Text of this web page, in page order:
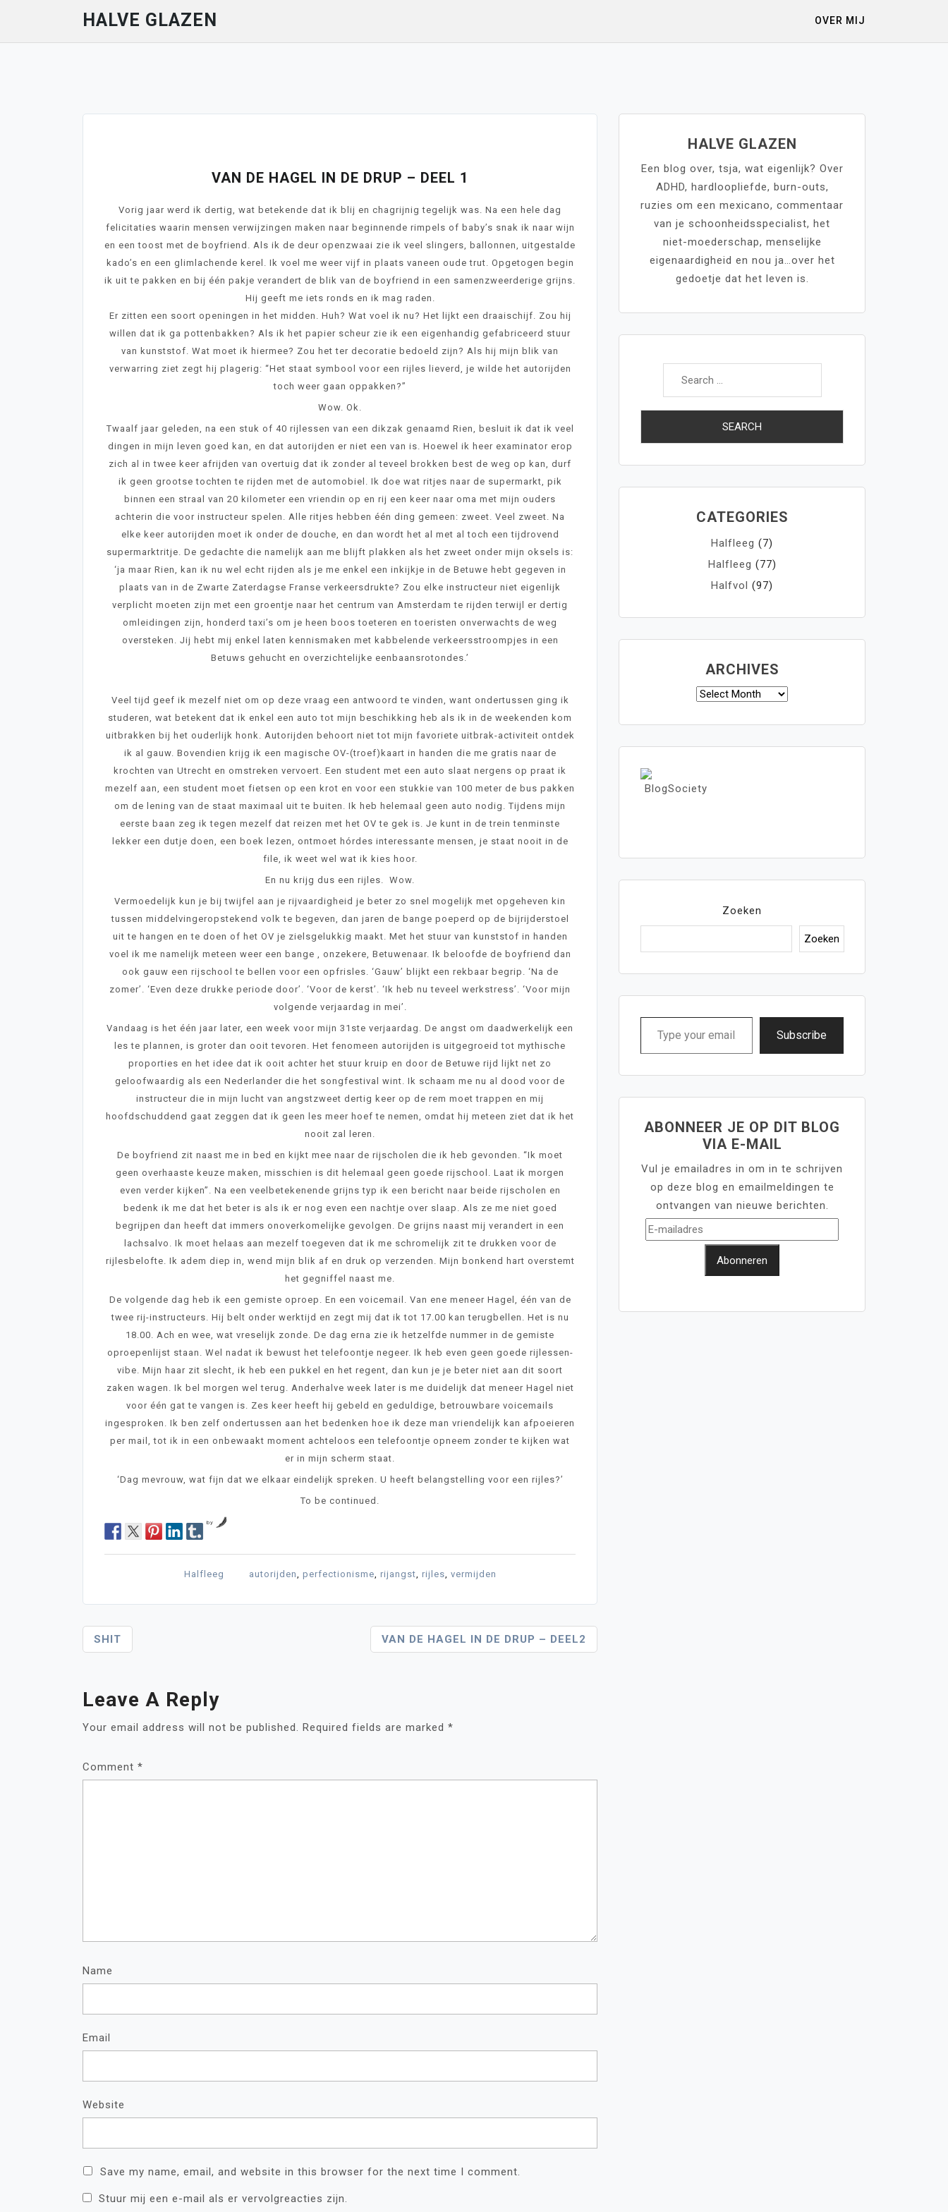
content
HALVE GLAZEN OVER MIJ
VAN DE HAGEL IN DE DRUP – DEEL 1
Vorig jaar werd ik dertig, wat betekende dat ik blij en chagrijnig tegelijk was. Na een hele dag
felicitaties waarin mensen verwijzingen maken naar beginnende rimpels of baby’s snak ik naar wijn
en een toost met de boyfriend. Als ik de deur openzwaai zie ik veel slingers, ballonnen, uitgestalde
kado’s en een glimlachende kerel. Ik voel me weer vijf in plaats vaneen oude trut. Opgetogen begin
ik uit te pakken en bij één pakje verandert de blik van de boyfriend in een samenzweerderige grijns.
Hij geeft me iets ronds en ik mag raden.
Er zitten een soort openingen in het midden. Huh? Wat voel ik nu? Het lijkt een draaischijf. Zou hij
willen dat ik ga pottenbakken? Als ik het papier scheur zie ik een eigenhandig gefabriceerd stuur
van kunststof. Wat moet ik hiermee? Zou het ter decoratie bedoeld zijn? Als hij mijn blik van
verwarring ziet zegt hij plagerig: “Het staat symbool voor een rijles lieverd, je wilde het autorijden
toch weer gaan oppakken?”
Wow. Ok.
Twaalf jaar geleden, na een stuk of 40 rijlessen van een dikzak genaamd Rien, besluit ik dat ik veel
dingen in mijn leven goed kan, en dat autorijden er niet een van is. Hoewel ik heer examinator erop
zich al in twee keer afrijden van overtuig dat ik zonder al teveel brokken best de weg op kan, durf
ik geen grootse tochten te rijden met de automobiel. Ik doe wat ritjes naar de supermarkt, pik
binnen een straal van 20 kilometer een vriendin op en rij een keer naar oma met mijn ouders
achterin die voor instructeur spelen. Alle ritjes hebben één ding gemeen: zweet. Veel zweet. Na
elke keer autorijden moet ik onder de douche, en dan wordt het al met al toch een tijdrovend
supermarktritje. De gedachte die namelijk aan me blijft plakken als het zweet onder mijn oksels is:
‘ja maar Rien, kan ik nu wel echt rijden als je me enkel een inkijkje in de Betuwe hebt gegeven in
plaats van in de Zwarte Zaterdagse Franse verkeersdrukte? Zou elke instructeur niet eigenlijk
verplicht moeten zijn met een groentje naar het centrum van Amsterdam te rijden terwijl er dertig
omleidingen zijn, honderd taxi’s om je heen boos toeteren en toeristen onverwachts de weg
oversteken. Jij hebt mij enkel laten kennismaken met kabbelende verkeersstroompjes in een
Betuws gehucht en overzichtelijke eenbaansrotondes.’
Veel tijd geef ik mezelf niet om op deze vraag een antwoord te vinden, want ondertussen ging ik
studeren, wat betekent dat ik enkel een auto tot mijn beschikking heb als ik in de weekenden kom
uitbrakken bij het ouderlijk honk. Autorijden behoort niet tot mijn favoriete uitbrak-activiteit ontdek
ik al gauw. Bovendien krijg ik een magische OV-(troef)kaart in handen die me gratis naar de
krochten van Utrecht en omstreken vervoert. Een student met een auto slaat nergens op praat ik
mezelf aan, een student moet fietsen op een krot en voor een stukkie van 100 meter de bus pakken
om de lening van de staat maximaal uit te buiten. Ik heb helemaal geen auto nodig. Tijdens mijn
eerste baan zeg ik tegen mezelf dat reizen met het OV te gek is. Je kunt in de trein tenminste
lekker een dutje doen, een boek lezen, ontmoet hórdes interessante mensen, je staat nooit in de
file, ik weet wel wat ik kies hoor.
En nu krijg dus een rijles. Wow.
Vermoedelijk kun je bij twijfel aan je rijvaardigheid je beter zo snel mogelijk met opgeheven kin
tussen middelvingeropstekend volk te begeven, dan jaren de bange poeperd op de bijrijderstoel
uit te hangen en te doen of het OV je zielsgelukkig maakt. Met het stuur van kunststof in handen
voel ik me namelijk meteen weer een bange , onzekere, Betuwenaar. Ik beloofde de boyfriend dan
ook gauw een rijschool te bellen voor een opfrisles. ‘Gauw’ blijkt een rekbaar begrip. ‘Na de
zomer’. ‘Even deze drukke periode door’. ‘Voor de kerst’. ‘Ik heb nu teveel werkstress’. ‘Voor mijn
volgende verjaardag in mei’.
Vandaag is het één jaar later, een week voor mijn 31ste verjaardag. De angst om daadwerkelijk een
les te plannen, is groter dan ooit tevoren. Het fenomeen autorijden is uitgegroeid tot mythische
proporties en het idee dat ik ooit achter het stuur kruip en door de Betuwe rijd lijkt net zo
geloofwaardig als een Nederlander die het songfestival wint. Ik schaam me nu al dood voor de
instructeur die in mijn lucht van angstzweet dertig keer op de rem moet trappen en mij
hoofdschuddend gaat zeggen dat ik geen les meer hoef te nemen, omdat hij meteen ziet dat ik het
nooit zal leren.
De boyfriend zit naast me in bed en kijkt mee naar de rijscholen die ik heb gevonden. “Ik moet
geen overhaaste keuze maken, misschien is dit helemaal geen goede rijschool. Laat ik morgen
even verder kijken”. Na een veelbetekenende grijns typ ik een bericht naar beide rijscholen en
bedenk ik me dat het beter is als ik er nog even een nachtje over slaap. Als ze me niet goed
begrijpen dan heeft dat immers onoverkomelijke gevolgen. De grijns naast mij verandert in een
lachsalvo. Ik moet helaas aan mezelf toegeven dat ik me schromelijk zit te drukken voor de
rijlesbelofte. Ik adem diep in, wend mijn blik af en druk op verzenden. Mijn bonkend hart overstemt
het gegniffel naast me.
De volgende dag heb ik een gemiste oproep. En een voicemail. Van ene meneer Hagel, één van de
twee rij-instructeurs. Hij belt onder werktijd en zegt mij dat ik tot 17.00 kan terugbellen. Het is nu
18.00. Ach en wee, wat vreselijk zonde. De dag erna zie ik hetzelfde nummer in de gemiste
oproepenlijst staan. Wel nadat ik bewust het telefoontje negeer. Ik heb even geen goede rijlessen-
vibe. Mijn haar zit slecht, ik heb een pukkel en het regent, dan kun je je beter niet aan dit soort
zaken wagen. Ik bel morgen wel terug. Anderhalve week later is me duidelijk dat meneer Hagel niet
voor één gat te vangen is. Zes keer heeft hij gebeld en geduldige, betrouwbare voicemails
ingesproken. Ik ben zelf ondertussen aan het bedenken hoe ik deze man vriendelijk kan afpoeieren
per mail, tot ik in een onbewaakt moment achteloos een telefoontje opneem zonder te kijken wat
er in mijn scherm staat.
‘Dag mevrouw, wat fijn dat we elkaar eindelijk spreken. U heeft belangstelling voor een rijles?’
To be continued.
by
Halfleeg autorijden perfectionisme rijangst rijles vermijden
Post
SHIT VAN DE HAGEL IN DE DRUP – DEEL2
Leave A Reply
Your email address will not be published. Required fields are marked *
Comment *
Name
Email
Website
Save my name, email, and website in this browser for the next time I comment.
Stuur mij een e-mail als er vervolgreacties zijn.
HALVE GLAZEN
Een blog over, tsja, wat eigenlijk? Over
ADHD, hardloopliefde, burn-outs,
ruzies om een mexicano, commentaar
van je schoonheidsspecialist, het
niet-moederschap, menselijke
eigenaardigheid en nou ja…over het
gedoetje dat het leven is.
Search
CATEGORIES
Halfleeg (7)
Halfleeg (77)
Halfvol (97)
ARCHIVES
Archives
Zoeken
Zoeken
Subscribe
ABONNEER JE OP DIT BLOG
VIA E-MAIL
Vul je emailadres in om in te schrijven
op deze blog en emailmeldingen te
ontvangen van nieuwe berichten.
E-
mailadres
Abonneren